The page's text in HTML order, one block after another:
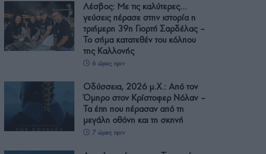
Λέσβος: Με τις καλύτερες…
γεύσεις πέρασε στην ιστορία η
τριήμερη 39η Γιορτή Σαρδέλας –
Το σήμα κατατεθέν του κόλπου
της Καλλονής
6 ώρες πριν
Οδύσσεια, 2026 μ.Χ.: Από τον
Όμηρο στον Κρίστοφερ Νόλαν –
Τα έπη που πέρασαν από τη
μεγάλη οθόνη και τη σκηνή
7 ώρες πριν